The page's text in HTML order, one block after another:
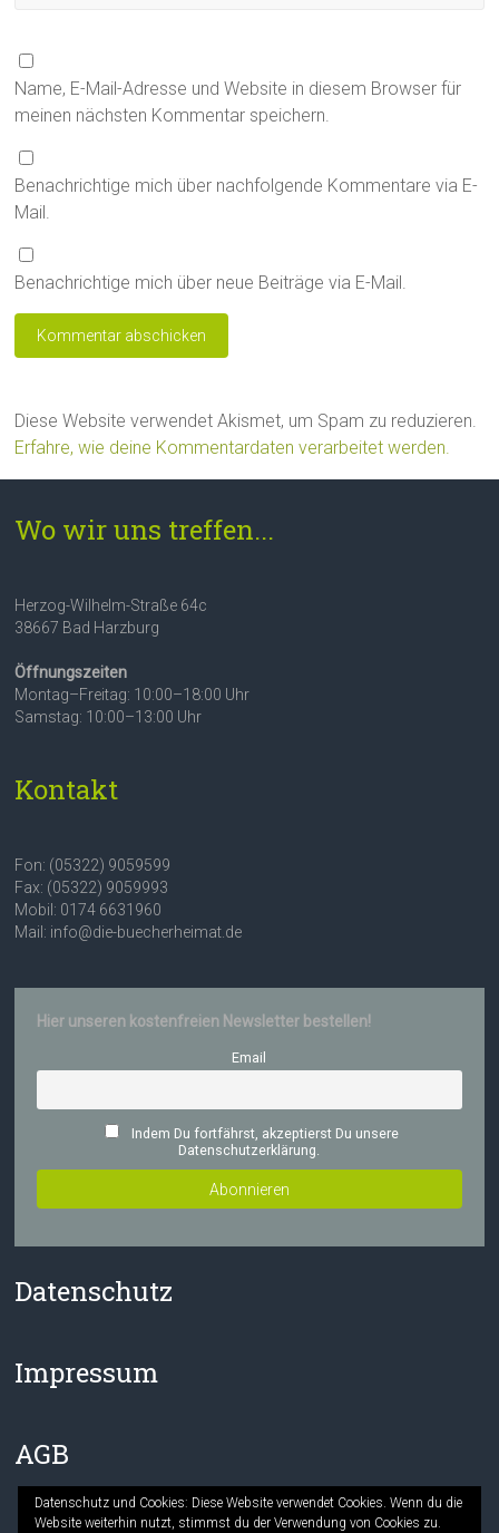
Name, E-Mail-Adresse und Website in diesem Browser für
meinen nächsten Kommentar speichern.
Benachrichtige mich über nachfolgende Kommentare via E-
Mail.
Benachrichtige mich über neue Beiträge via E-Mail.
Diese Website verwendet Akismet, um Spam zu reduzieren.
Erfahre, wie deine Kommentardaten verarbeitet werden.
Wo wir uns treffen...
Herzog-Wilhelm-Straße 64c
38667 Bad Harzburg
Öffnungszeiten
Montag–Freitag: 10:00–18:00 Uhr
Samstag: 10:00–13:00 Uhr
Kontakt
Fon: (05322) 9059599
Fax: (05322) 9059993
Mobil: 0174 6631960
Mail: info@die-buecherheimat.de
Hier unseren kostenfreien Newsletter bestellen!
Email
Indem Du fortfährst, akzeptierst Du unsere
Datenschutzerklärung.
Datenschutz
Impressum
AGB
Datenschutz und Cookies: Diese Website verwendet Cookies. Wenn du die
Website weiterhin nutzt, stimmst du der Verwendung von Cookies zu.